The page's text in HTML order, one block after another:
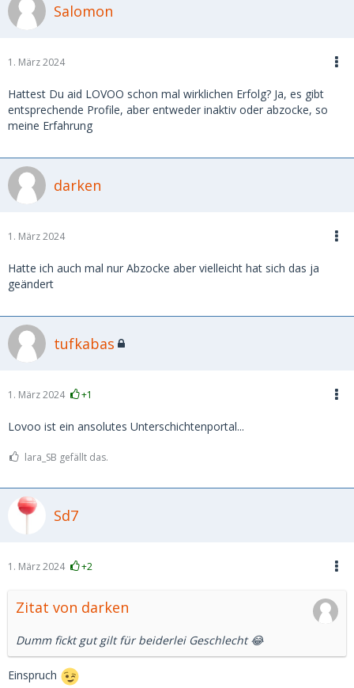
Salomon
1. März 2024
Hattest Du aid LOVOO schon mal wirklichen Erfolg? Ja, es gibt
entsprechende Profile, aber entweder inaktiv oder abzocke, so
meine Erfahrung
darken
1. März 2024
Hatte ich auch mal nur Abzocke aber vielleicht hat sich das ja
geändert
tufkabas
1. März 2024 +1
Lovoo ist ein ansolutes Unterschichtenportal...
lara_SB gefällt das.
Sd7
1. März 2024 +2
Zitat von darken
Dumm fickt gut gilt für beiderlei Geschlecht 😂
Einspruch